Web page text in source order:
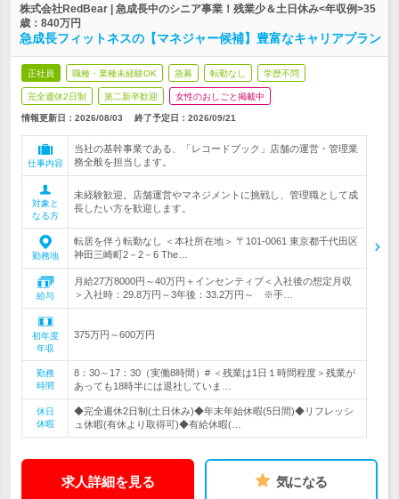
株式会社RedBear | 急成長中のシニア事業！残業少＆土日休み<年収例>35
歳：840万円
急成長フィットネスの【マネジャー候補】豊富なキャリアプラン
正社員 職種・業種未経験OK 急募 転勤なし 学歴不問
完全週休2日制 第二新卒歓迎 女性のおしごと掲載中
情報更新日：2026/08/03 終了予定日： 2026/09/21
仕事内容
当社の基幹事業である、「レコードブック」店舗の運営・管理業
務全般を担当します。
対象と
なる方
未経験歓迎。店舗運営やマネジメントに挑戦し、管理職として成
長したい方を歓迎します。
勤務地
転居を伴う転勤なし ＜本社所在地＞ 〒101-0061 東京都千代田区
神田三崎町2－2－6 The…
給与
月給27万8000円～40万円＋インセンティブ＜入社後の想定月収
＞入社時：29.8万円～3年後：33.2万円～ ※手…
初年度
年収
375万円～600万円
勤務
時間
8：30～17：30（実働8時間）# ＜残業は1日１時間程度＞残業が
あっても18時半には退社していま…
休日
休暇
◆完全週休2日制(土日休み)◆年末年始休暇(5日間)◆リフレッシ
ュ休暇(有休より取得可)◆有給休暇(…
求人詳細を見る 気になる